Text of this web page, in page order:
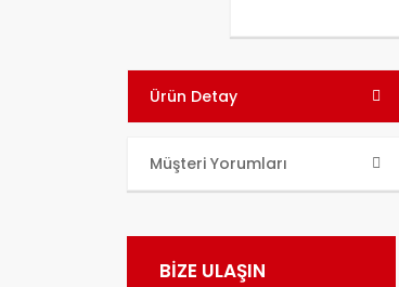
Ürün Detay
Müşteri Yorumları
BİZE ULAŞIN